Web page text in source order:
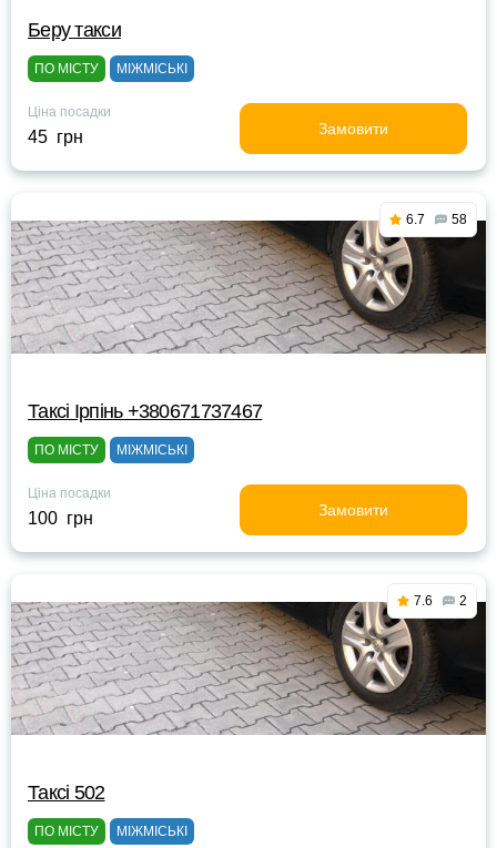
Беру такси
ПО МІСТУ МІЖМІСЬКІ
Ціна посадки
45 грн Замовити
6.7 58
Таксі Ірпінь +380671737467
ПО МІСТУ МІЖМІСЬКІ
Ціна посадки
100 грн Замовити
7.6 2
Таксі 502
ПО МІСТУ МІЖМІСЬКІ